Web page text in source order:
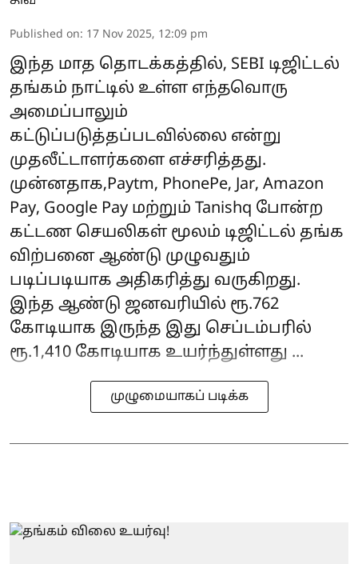
Published on: 17 Nov 2025, 12:09 pm
இந்த மாத தொடக்கத்தில், SEBI டிஜிட்டல்
தங்கம் நாட்டில் உள்ள எந்தவொரு
அமைப்பாலும்
கட்டுப்படுத்தப்படவில்லை என்று
முதலீட்டாளர்களை எச்சரித்தது.
முன்னதாக,Paytm, PhonePe, Jar, Amazon
Pay, Google Pay மற்றும் Tanishq போன்ற
கட்டண செயலிகள் மூலம் டிஜிட்டல் தங்க
விற்பனை ஆண்டு முழுவதும்
படிப்படியாக அதிகரித்து வருகிறது.
இந்த ஆண்டு ஜனவரியில் ரூ.762
கோடியாக இருந்த இது செப்டம்பரில்
ரூ.1,410 கோடியாக உயர்ந்துள்ளது ...
முழுமையாகப் படிக்க